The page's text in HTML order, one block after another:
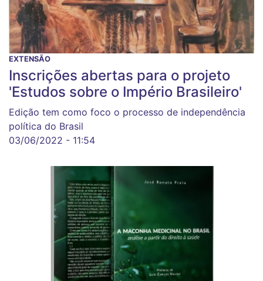
EXTENSÃO
Inscrições abertas para o projeto
'Estudos sobre o Império Brasileiro'
Edição tem como foco o processo de independência
política do Brasil
03/06/2022 - 11:54